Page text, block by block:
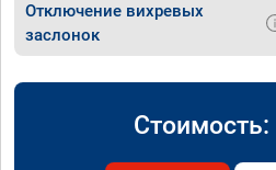
Отключение вихревых
заслонок
Стоимость: